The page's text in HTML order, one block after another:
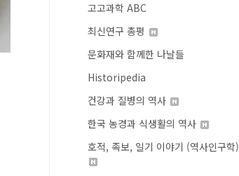
고고과학 ABC
최신연구 총평
문화재와 함께한 나날들
Historipedia
건강과 질병의 역사
한국 농경과 식생활의 역사
호적, 족보, 일기 이야기 (역사인구학)